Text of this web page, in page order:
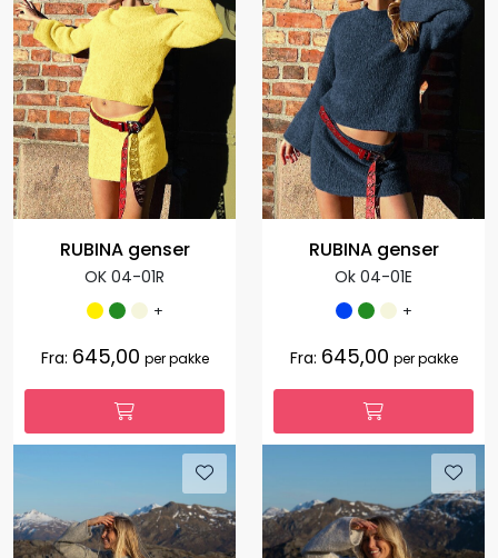
RUBINA genser
OK 04-01R
+
Fra: 645,00 per pakke
RUBINA genser
Ok 04-01E
+
Fra: 645,00 per pakke